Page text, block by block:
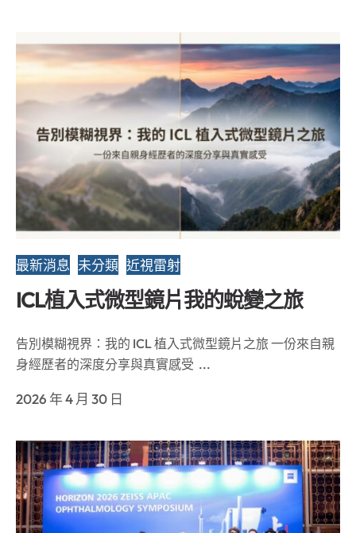
最新消息 未分類 近視雷射
ICL植入式微型鏡片我的蛻變之旅
告別模糊視界：我的 ICL 植入式微型鏡片之旅 一份來自親
身經歷者的深度分享與真實感受 ...
2026 年 4 月 30 日